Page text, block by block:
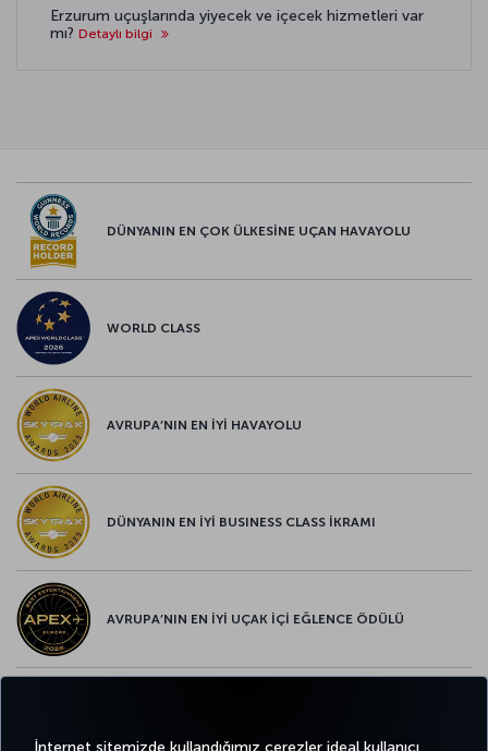
İnternet sitemizde kullandığımız çerezler ideal kullanıcı
Erzurum uçuşlarında yiyecek ve içecek hizmetleri var
mı? Detaylı bilgi
DÜNYANIN EN ÇOK ÜLKESİNE UÇAN HAVAYOLU
WORLD CLASS
AVRUPA’NIN EN İYİ HAVAYOLU
DÜNYANIN EN İYİ BUSINESS CLASS İKRAMI
AVRUPA’NIN EN İYİ UÇAK İÇİ EĞLENCE ÖDÜLÜ